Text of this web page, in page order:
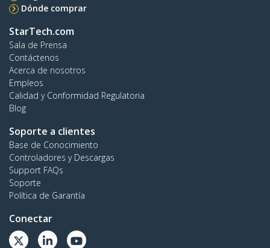
Dónde comprar
StarTech.com
Sala de Prensa
Contáctenos
Acerca de nosotros
Empleos
Calidad y Conformidad Regulatoria
Blog
Soporte a clientes
Base de Conocimiento
Controladores y Descargas
Support FAQs
Soporte
Política de Garantía
Conectar